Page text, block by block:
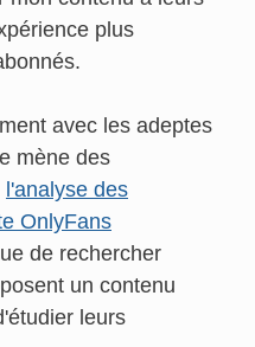
plus
avec les adeptes
mène des
l'analyse des
OnlyFans
de rechercher
un contenu
leurs